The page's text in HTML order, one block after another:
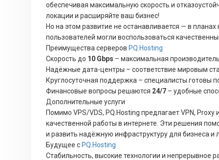
обеспечивая максимальную скорость и
локации и расширяйте ваш бизнес!
Но на этом развитие не останавливается — в
пользователей могли воспользоваться
Преимущества серверов PQ.Hosting
Скорость до 10 Gbps – максимальная
Надёжные дата-центры – соответствие мировым
Круглосуточная поддержка – специалисты готовы
Финансовые вопросы решаются 24/7 – удобные
Дополнительные услуги
Помимо VPS/VDS, PQ.Hosting предлагает VPN,
качественной работы в интернете. Эти решения
и развить надёжную инфраструктуру для бизнеса и
Будущее с PQ.Hosting
Стабильность, высокие технологии и непрерывное